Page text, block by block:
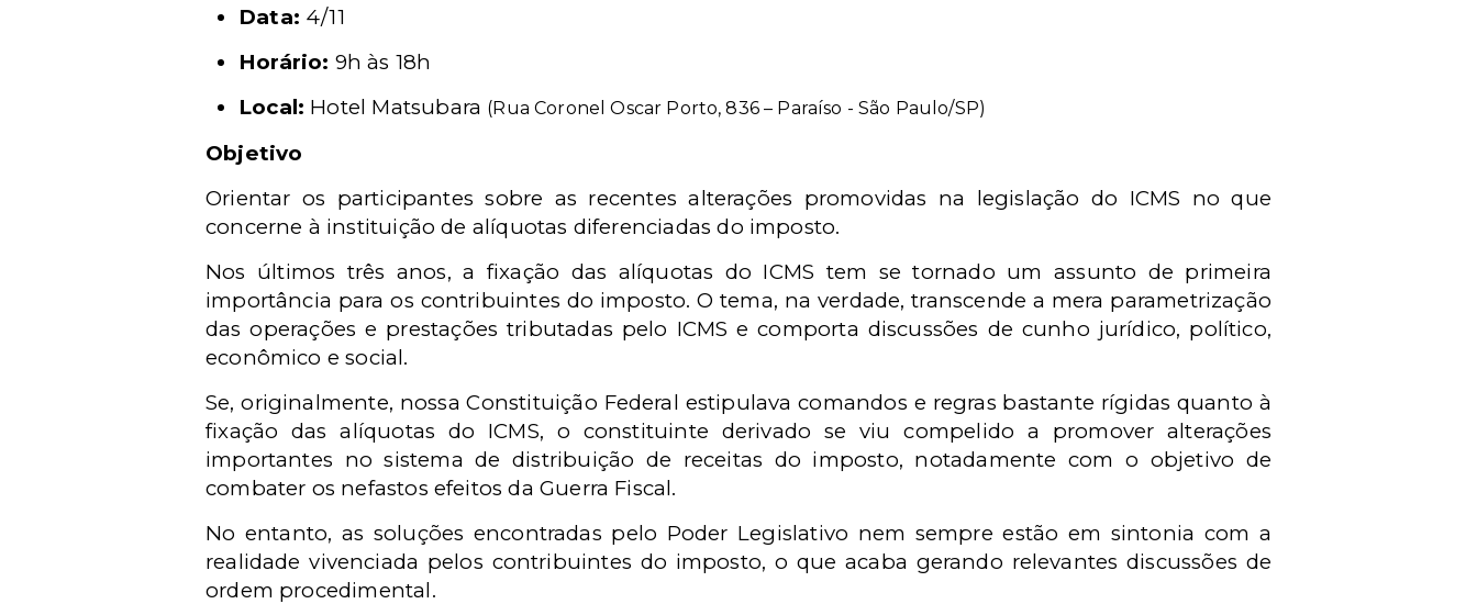
Data: 4/11
Horário: 9h às 18h
Local: Hotel Matsubara (Rua Coronel Oscar Porto, 836 – Paraíso - São Paulo/SP)
Objetivo
Orientar os participantes sobre as recentes alterações promovidas na legislação do ICMS no que
concerne à instituição de alíquotas diferenciadas do imposto.
Nos últimos três anos, a fixação das alíquotas do ICMS tem se tornado um assunto de primeira
importância para os contribuintes do imposto. O tema, na verdade, transcende a mera parametrização
das operações e prestações tributadas pelo ICMS e comporta discussões de cunho jurídico, político,
econômico e social.
Se, originalmente, nossa Constituição Federal estipulava comandos e regras bastante rígidas quanto à
fixação das alíquotas do ICMS, o constituinte derivado se viu compelido a promover alterações
importantes no sistema de distribuição de receitas do imposto, notadamente com o objetivo de
combater os nefastos efeitos da Guerra Fiscal.
No entanto, as soluções encontradas pelo Poder Legislativo nem sempre estão em sintonia com a
realidade vivenciada pelos contribuintes do imposto, o que acaba gerando relevantes discussões de
ordem procedimental.